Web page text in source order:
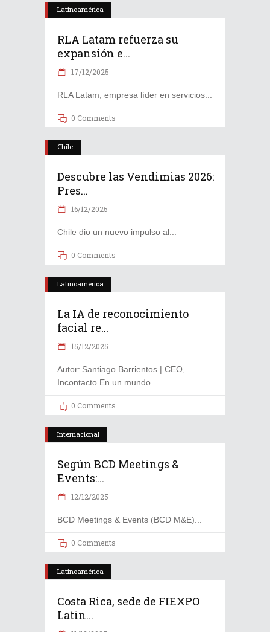
Latinoamérica
RLA Latam refuerza su
expansión e...
17/12/2025
RLA Latam, empresa líder en servicios
0 Comments
Chile
Descubre las Vendimias 2026:
Pres...
16/12/2025
Chile dio un nuevo impulso al
0 Comments
Latinoamérica
La IA de reconocimiento
facial re...
15/12/2025
Autor: Santiago Barrientos | CEO,
Incontacto En un mundo
0 Comments
Internacional
Según BCD Meetings &
Events:...
12/12/2025
BCD Meetings & Events (BCD M&E)
0 Comments
Latinoamérica
Costa Rica, sede de FIEXPO
Latin...